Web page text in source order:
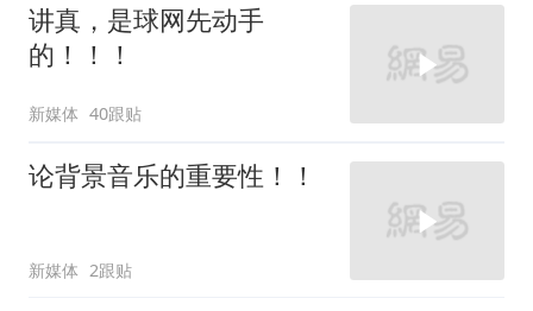
讲真，是球网先动手
的！！！
新媒体 40跟贴
论背景音乐的重要性！！
新媒体 2跟贴